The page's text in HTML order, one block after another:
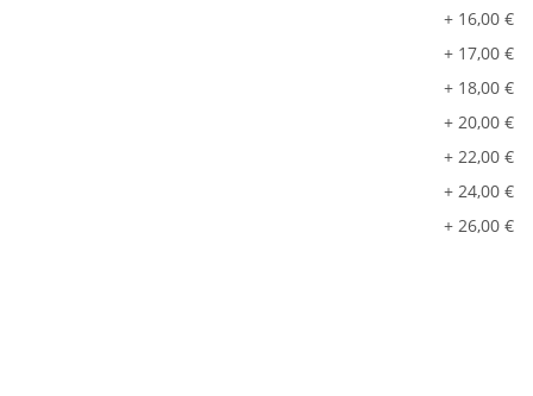
+ 16,00 €
+ 17,00 €
+ 18,00 €
+ 20,00 €
+ 22,00 €
+ 24,00 €
+ 26,00 €